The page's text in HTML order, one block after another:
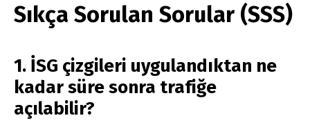
Sıkça Sorulan Sorular (SSS)
1. İSG çizgileri uygulandıktan ne
kadar süre sonra trafiğe
açılabilir?